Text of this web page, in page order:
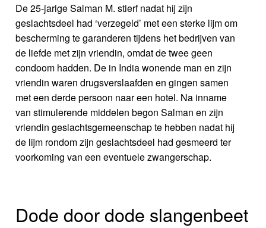
De 25-jarige Salman M. stierf nadat hij zijn
geslachtsdeel had ‘verzegeld’ met een sterke lijm om
bescherming te garanderen tijdens het bedrijven van
de liefde met zijn vriendin, omdat de twee geen
condoom hadden. De in India wonende man en zijn
vriendin waren drugsverslaafden en gingen samen
met een derde persoon naar een hotel. Na inname
van stimulerende middelen begon Salman en zijn
vriendin geslachtsgemeenschap te hebben nadat hij
de lijm rondom zijn geslachtsdeel had gesmeerd ter
voorkoming van een eventuele zwangerschap.
Dode door dode slangenbeet